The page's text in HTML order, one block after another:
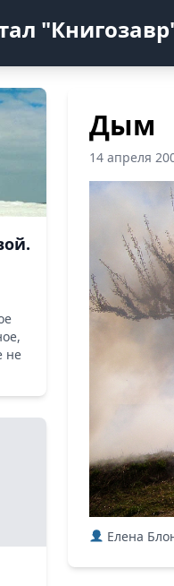
не
Дым
14 апреля
Елена